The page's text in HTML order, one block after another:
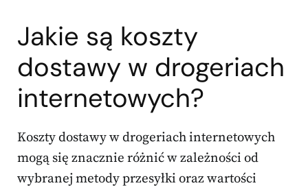
Jakie są koszty
dostawy w drogeriach
internetowych?
Koszty dostawy w drogeriach internetowych
mogą się znacznie różnić w zależności od
wybranej metody przesyłki oraz wartości